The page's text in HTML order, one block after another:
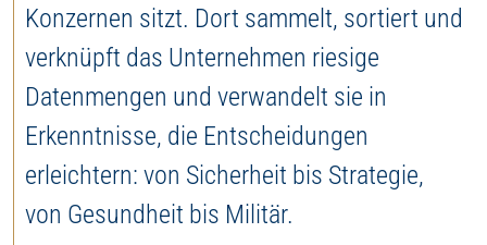
Konzernen sitzt. Dort sammelt, sortiert und
verknüpft das Unternehmen riesige
Datenmengen und verwandelt sie in
Erkenntnisse, die Entscheidungen
erleichtern: von Sicherheit bis Strategie,
von Gesundheit bis Militär.